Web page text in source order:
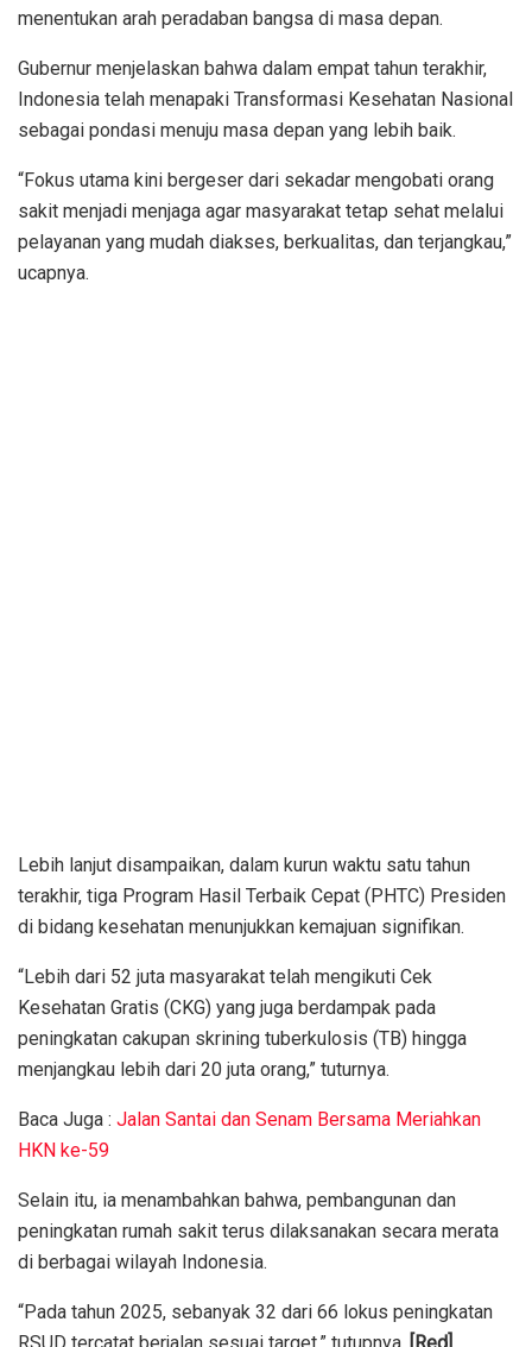
menentukan arah peradaban bangsa di masa depan.
Gubernur menjelaskan bahwa dalam empat tahun terakhir,
Indonesia telah menapaki Transformasi Kesehatan Nasional
sebagai pondasi menuju masa depan yang lebih baik.
“Fokus utama kini bergeser dari sekadar mengobati orang
sakit menjadi menjaga agar masyarakat tetap sehat melalui
pelayanan yang mudah diakses, berkualitas, dan terjangkau,”
ucapnya.
Lebih lanjut disampaikan, dalam kurun waktu satu tahun
terakhir, tiga Program Hasil Terbaik Cepat (PHTC) Presiden
di bidang kesehatan menunjukkan kemajuan signifikan.
“Lebih dari 52 juta masyarakat telah mengikuti Cek
Kesehatan Gratis (CKG) yang juga berdampak pada
peningkatan cakupan skrining tuberkulosis (TB) hingga
menjangkau lebih dari 20 juta orang,” tuturnya.
Baca Juga : Jalan Santai dan Senam Bersama Meriahkan
HKN ke-59
Selain itu, ia menambahkan bahwa, pembangunan dan
peningkatan rumah sakit terus dilaksanakan secara merata
di berbagai wilayah Indonesia.
“Pada tahun 2025, sebanyak 32 dari 66 lokus peningkatan